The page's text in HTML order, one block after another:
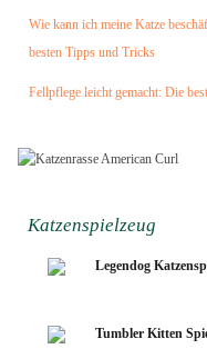
Tragetaschen
Weihnachten
Wie kann ich meine Katze
besten Tipps und Tricks
Fellpflege leicht gemacht: Die
Katzenspielzeug
Legendog
Tumbler Kitten